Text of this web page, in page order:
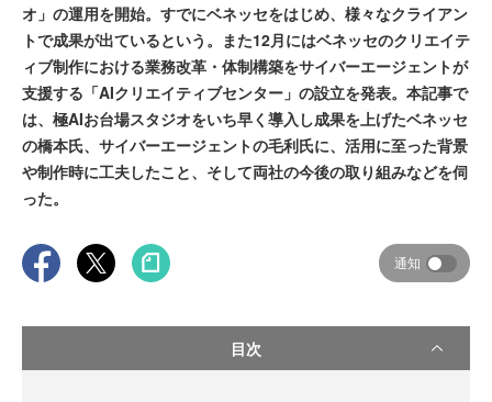
オ」の運用を開始。すでにベネッセをはじめ、様々なクライアン
トで成果が出ているという。また12月にはベネッセのクリエイテ
ィブ制作における業務改革・体制構築をサイバーエージェントが
支援する「AIクリエイティブセンター」の設立を発表。本記事で
は、極AIお台場スタジオをいち早く導入し成果を上げたベネッセ
の橋本氏、サイバーエージェントの毛利氏に、活用に至った背景
や制作時に工夫したこと、そして両社の今後の取り組みなどを伺
った。
通知
目次